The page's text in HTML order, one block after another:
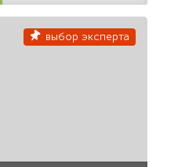
выбор эксперта